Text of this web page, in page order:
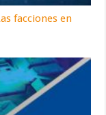
facciones en